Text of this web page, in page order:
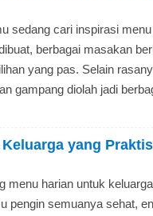
sedang cari inspirasi
berbagai masakan
yang pas. Selain
gampang diolah jadi
yang
menu harian untuk
pengin semuanya sehat,